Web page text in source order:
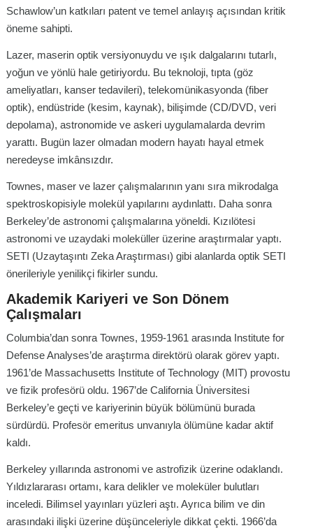
Schawlow’un katkıları patent ve temel anlayış açısından kritik
öneme sahipti.
Lazer, maserin optik versiyonuydu ve ışık dalgalarını tutarlı,
yoğun ve yönlü hale getiriyordu. Bu teknoloji, tıpta (göz
ameliyatları, kanser tedavileri), telekomünikasyonda (fiber
optik), endüstride (kesim, kaynak), bilişimde (CD/DVD, veri
depolama), astronomide ve askeri uygulamalarda devrim
yarattı. Bugün lazer olmadan modern hayatı hayal etmek
neredeyse imkânsızdır.
Townes, maser ve lazer çalışmalarının yanı sıra mikrodalga
spektroskopisiyle molekül yapılarını aydınlattı. Daha sonra
Berkeley’de astronomi çalışmalarına yöneldi. Kızılötesi
astronomi ve uzaydaki moleküller üzerine araştırmalar yaptı.
SETI (Uzaytaşıntı Zeka Araştırması) gibi alanlarda optik SETI
önerileriyle yenilikçi fikirler sundu.
Akademik Kariyeri ve Son Dönem
Çalışmaları
Columbia’dan sonra Townes, 1959-1961 arasında Institute for
Defense Analyses’de araştırma direktörü olarak görev yaptı.
1961’de Massachusetts Institute of Technology (MIT) provostu
ve fizik profesörü oldu. 1967’de California Üniversitesi
Berkeley’e geçti ve kariyerinin büyük bölümünü burada
sürdürdü. Profesör emeritus unvanıyla ölümüne kadar aktif
kaldı.
Berkeley yıllarında astronomi ve astrofizik üzerine odaklandı.
Yıldızlararası ortamı, kara delikler ve moleküler bulutları
inceledi. Bilimsel yayınları yüzleri aştı. Ayrıca bilim ve din
arasındaki ilişki üzerine düşünceleriyle dikkat çekti. 1966’da